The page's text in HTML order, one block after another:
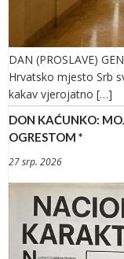
DAN (PROSLAVE)
Hrvatsko mjesto Srb
kakav vjerojatno […]
DON KAĆUNKO:
OGRESTOM *
27 srp. 2026